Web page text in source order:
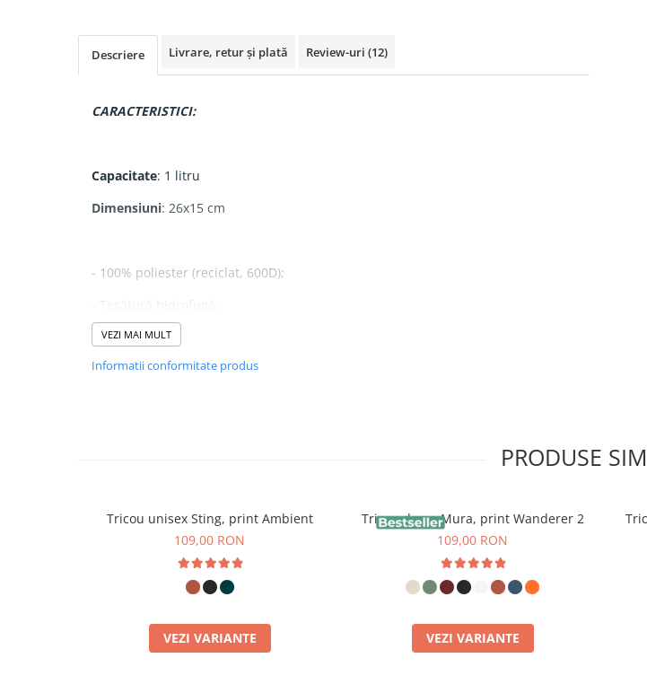
Descriere Livrare, retur și plată Review-uri (12)
CARACTERISTICI:
Capacitate: 1 litru
Dimensiuni: 26x15 cm
- 100% poliester (reciclat, 600D);
- Stil minimalist;
- Curea de talie complet reglabilă;
VEZI MAI MULT
Informatii conformitate produs
PRODUSE
Tricou unisex Sting, print Ambient
109,00 RON
VEZI VARIANTE
Tricou dama Mura, print Wanderer 2
109,00 RON
VEZI VARIANTE